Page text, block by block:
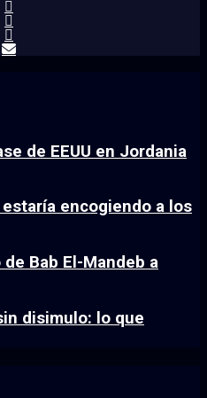
de EEUU en Jordania
encogiendo a los
Bab El-Mandeb a
disimulo: lo que